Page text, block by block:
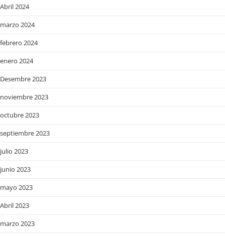
Abril 2024
marzo 2024
febrero 2024
enero 2024
Desembre 2023
noviembre 2023
octubre 2023
septiembre 2023
julio 2023
junio 2023
mayo 2023
Abril 2023
marzo 2023